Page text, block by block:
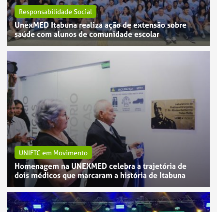
Responsabilidade Social
UnexMED Itabuna realiza ação de extensão sobre
saúde com alunos de comunidade escolar
UNIFTC em Movimento
Homenagem na UNEXMED celebra a trajetória de
dois médicos que marcaram a história de Itabuna